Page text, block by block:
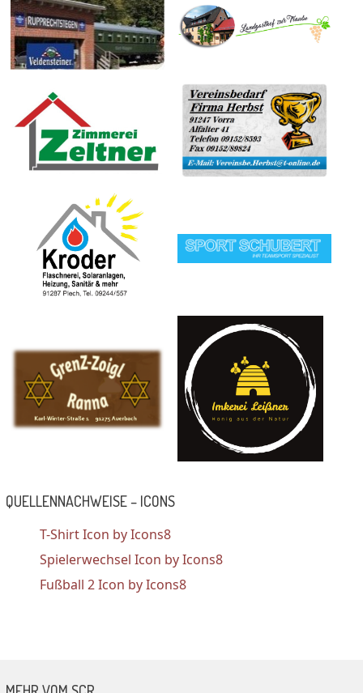
QUELLENNACHWEISE – ICONS
T-Shirt Icon by Icons8
Spielerwechsel Icon by Icons8
Fußball 2 Icon by Icons8